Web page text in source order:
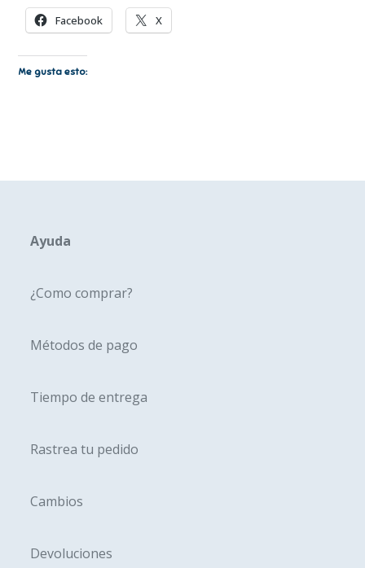
Facebook X
Me gusta esto:
Ayuda
¿Como comprar?
Métodos de pago
Tiempo de entrega
Rastrea tu pedido
Cambios
Devoluciones